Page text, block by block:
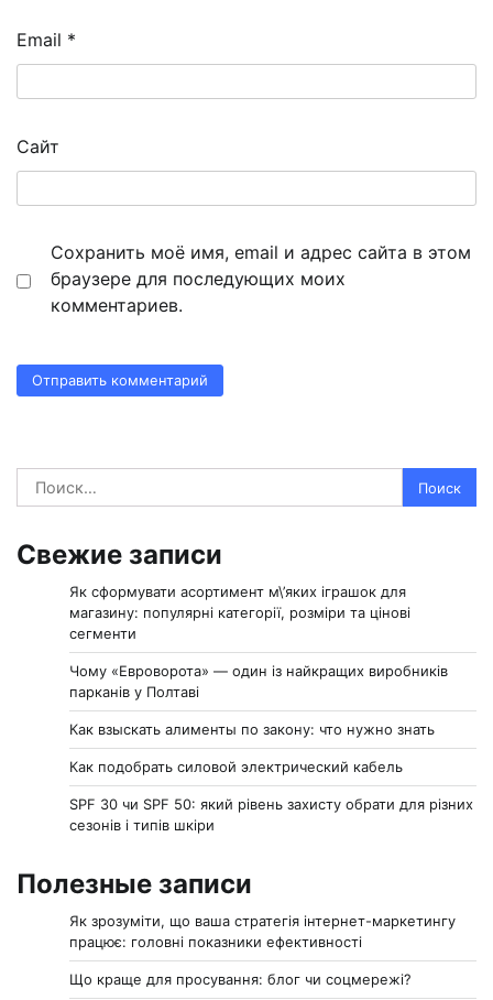
Email *
Сайт
Сохранить моё имя, email и адрес сайта в этом
браузере для последующих моих
комментариев.
Найти:
Свежие записи
Як сформувати асортимент м\’яких іграшок для
магазину: популярні категорії, розміри та цінові
сегменти
Чому «Евроворота» — один із найкращих виробників
парканів у Полтаві
Как взыскать алименты по закону: что нужно знать
Как подобрать силовой электрический кабель
SPF 30 чи SPF 50: який рівень захисту обрати для різних
сезонів і типів шкіри
Полезные записи
Як зрозуміти, що ваша стратегія інтернет-маркетингу
працює: головні показники ефективності
Що краще для просування: блог чи соцмережі?